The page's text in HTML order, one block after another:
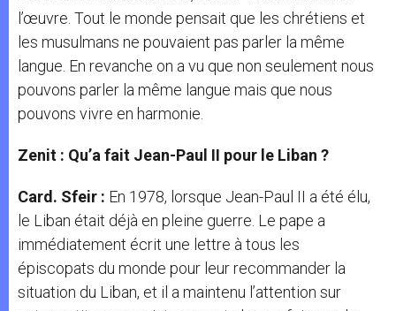
l’œuvre. Tout le monde pensait que les chrétiens et
les musulmans ne pouvaient pas parler la même
langue. En revanche on a vu que non seulement nous
pouvons parler la même langue mais que nous
pouvons vivre en harmonie.
Zenit : Qu’a fait Jean-Paul II pour le Liban ?
Card. Sfeir : En 1978, lorsque Jean-Paul II a été élu,
le Liban était déjà en pleine guerre. Le pape a
immédiatement écrit une lettre à tous les
épiscopats du monde pour leur recommander la
situation du Liban, et il a maintenu l’attention sur